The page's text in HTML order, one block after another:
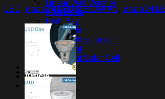
Linear Wall Washer
Post Lamp
High Bay
Streetlight
Streetlight solar cell
Floodlight
Floodlight Solar Cell
Article
Contact Us
LED, หลอดไฟ LED MEGAMAN , หลอดไฟ